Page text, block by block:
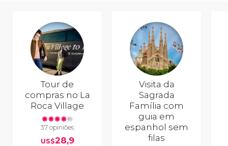
Tour de
compras no La
Roca Village
37 opiniões
US$28,9
Visita da
Sagrada
Família com
guia em
espanhol sem
filas